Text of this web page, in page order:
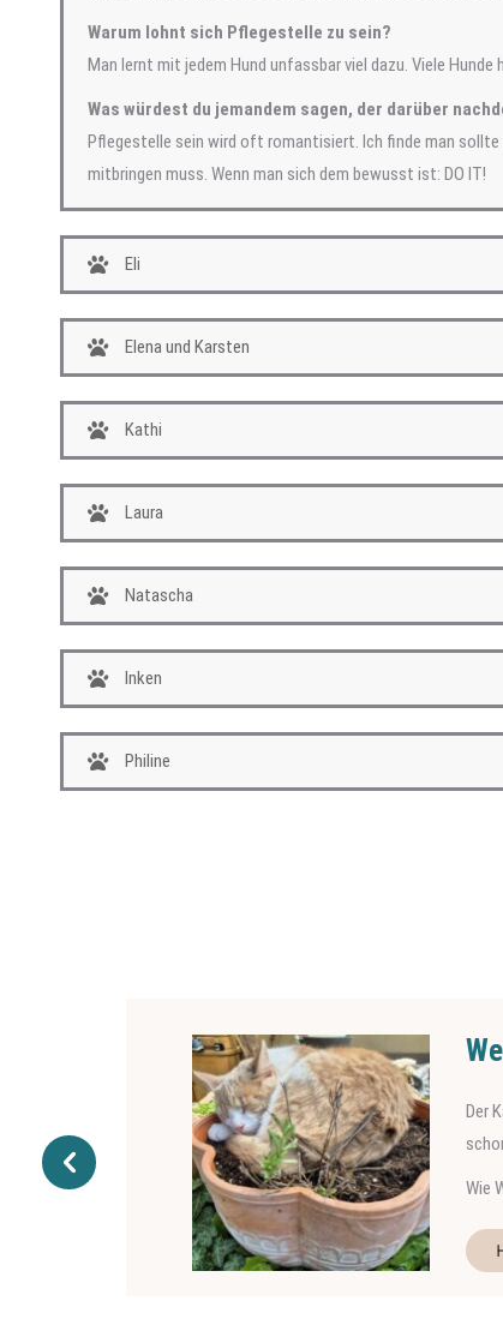
Warum lohnt sich Pflegestelle zu sein?
Man lernt mit jedem Hund unfassbar viel dazu. Viele
Was würdest du jemandem sagen, der darüber
Pflegestelle sein wird oft romantisiert. Ich finde man
mitbringen muss. Wenn man sich dem bewusst ist: DO IT!
Eli
Elena und Karsten
Kathi
Laura
Natascha
Inken
Philine
Der
Wie